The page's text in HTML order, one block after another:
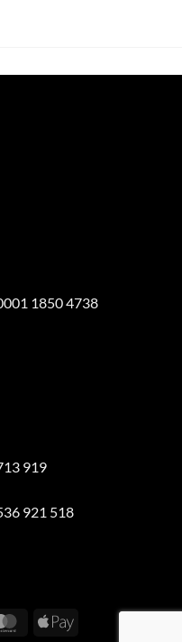
1850 4738
919
921 518
MasterCardApple